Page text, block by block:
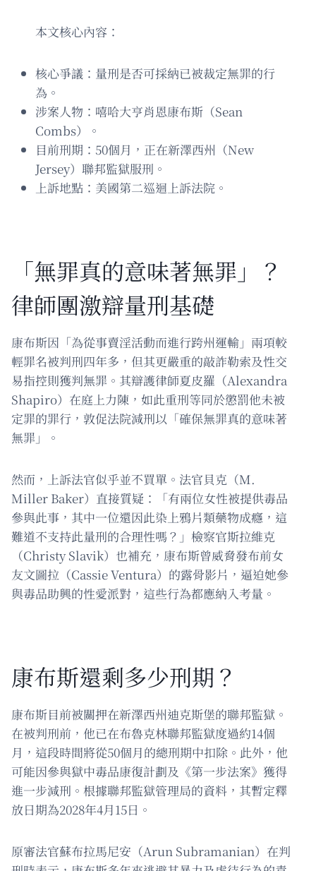
本文核心內容：
核心爭議：量刑是否可採納已被裁定無罪的行
為。
涉案人物：嘻哈大亨肖恩康布斯（Sean
Combs）。
目前刑期：50個月，正在新澤西州（New
Jersey）聯邦監獄服刑。
上訴地點：美國第二巡迴上訴法院。
「無罪真的意味著無罪」？
律師團激辯量刑基礎
康布斯因「為從事賣淫活動而進行跨州運輸」兩項較
輕罪名被判刑四年多，但其更嚴重的敲詐勒索及性交
易指控則獲判無罪。其辯護律師夏皮羅（Alexandra
Shapiro）在庭上力陳，如此重刑等同於懲罰他未被
定罪的罪行，敦促法院減刑以「確保無罪真的意味著
無罪」。
然而，上訴法官似乎並不買單。法官貝克（M.
Miller Baker）直接質疑：「有兩位女性被提供毒品
參與此事，其中一位還因此染上鴉片類藥物成癮，這
難道不支持此量刑的合理性嗎？」檢察官斯拉維克
（Christy Slavik）也補充，康布斯曾威脅發布前女
友文圖拉（Cassie Ventura）的露骨影片，逼迫她參
與毒品助興的性愛派對，這些行為都應納入考量。
康布斯還剩多少刑期？
康布斯目前被關押在新澤西州迪克斯堡的聯邦監獄。
在被判刑前，他已在布魯克林聯邦監獄度過約14個
月，這段時間將從50個月的總刑期中扣除。此外，他
可能因參與獄中毒品康復計劃及《第一步法案》獲得
進一步減刑。根據聯邦監獄管理局的資料，其暫定釋
放日期為2028年4月15日。
原審法官蘇布拉馬尼安（Arun Subramanian）在判